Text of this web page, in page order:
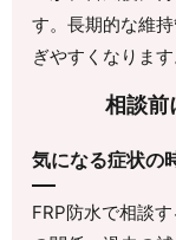
す。長期的な維
ぎやすくなります
相談前
気になる症状の
FRP防水で相談